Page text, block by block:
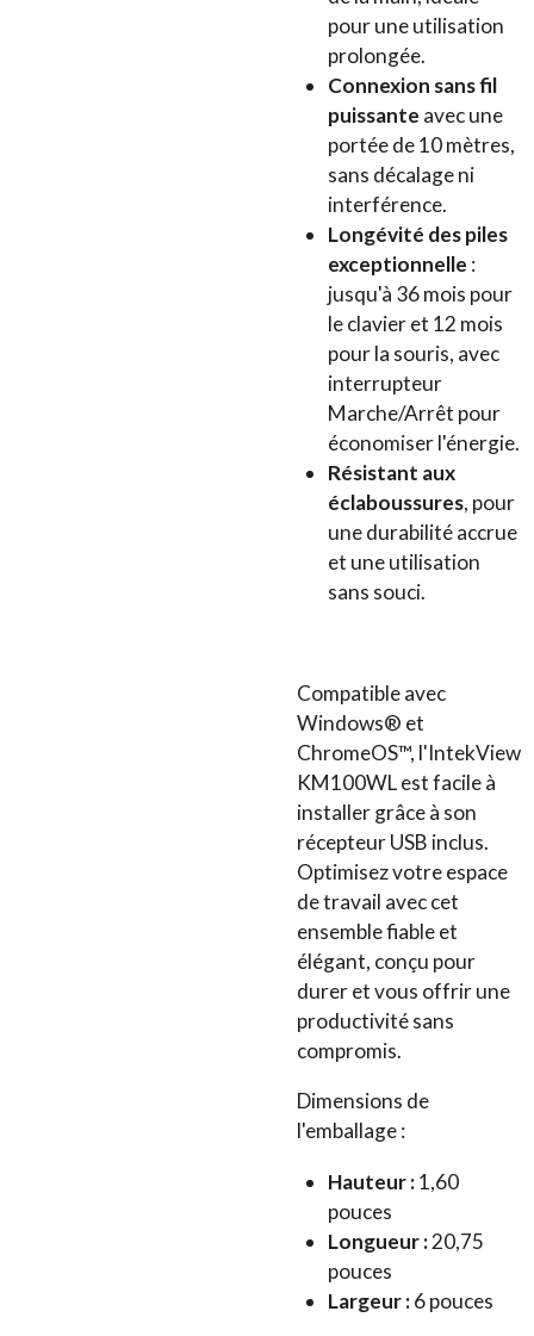
pour une utilisation
prolongée.
Connexion sans fil
puissante avec une
portée de 10 mètres,
sans décalage ni
interférence.
Longévité des piles
exceptionnelle :
jusqu'à 36 mois pour
le clavier et 12 mois
pour la souris, avec
interrupteur
Marche/Arrêt pour
économiser l'énergie.
Résistant aux
éclaboussures, pour
une durabilité accrue
et une utilisation
sans souci.
Compatible avec
Windows® et
ChromeOS™, l'IntekView
KM100WL est facile à
installer grâce à son
récepteur USB inclus.
Optimisez votre espace
de travail avec cet
ensemble fiable et
élégant, conçu pour
durer et vous offrir une
productivité sans
compromis.
Dimensions de
l'emballage :
Hauteur :1,60
pouces
Longueur :20,75
pouces
Largeur :6 pouces